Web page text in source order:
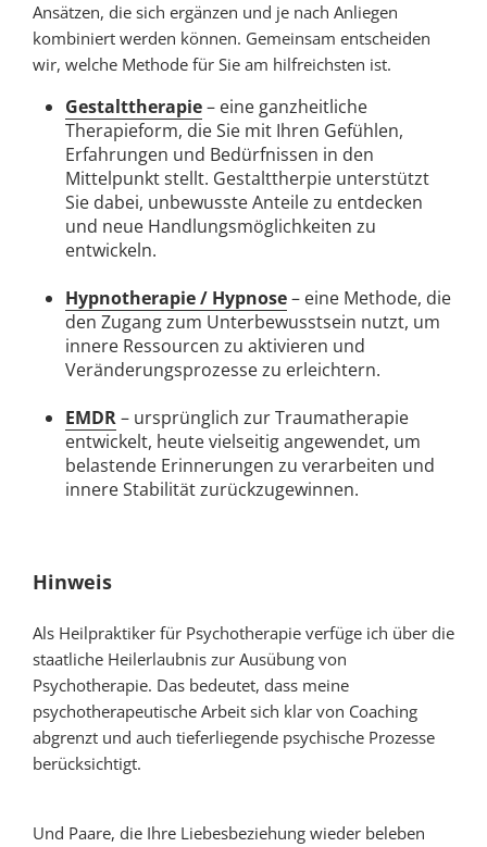
Ansätzen, die sich ergänzen und je nach Anliegen
kombiniert werden können. Gemeinsam entscheiden
wir, welche Methode für Sie am hilfreichsten ist.
Gestalttherapie– eine ganzheitliche
Therapieform, die Sie mit Ihren Gefühlen,
Erfahrungen und Bedürfnissen in den
Mittelpunkt stellt. Gestalttherpie unterstützt
Sie dabei, unbewusste Anteile zu entdecken
und neue Handlungsmöglichkeiten zu
entwickeln.
Hypnotherapie / Hypnose– eine Methode, die
den Zugang zum Unterbewusstsein nutzt, um
innere Ressourcen zu aktivieren und
Veränderungsprozesse zu erleichtern.
EMDR– ursprünglich zur Traumatherapie
entwickelt, heute vielseitig angewendet, um
belastende Erinnerungen zu verarbeiten und
innere Stabilität zurückzugewinnen.
Hinweis
Als Heilpraktiker für Psychotherapie verfüge ich über die
staatliche Heilerlaubnis zur Ausübung von
Psychotherapie. Das bedeutet, dass meine
psychotherapeutische Arbeit sich klar von Coaching
abgrenzt und auch tieferliegende psychische Prozesse
berücksichtigt.
Und Paare, die Ihre Liebesbeziehung wieder beleben